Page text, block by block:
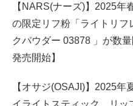
【NARS(ナーズ)】2025年
の限定リフ粉「ライトリフ
クパウダー 03878 」が数
発売開始】
【オサジ(OSAJI)】2025
イライトスティック、リ